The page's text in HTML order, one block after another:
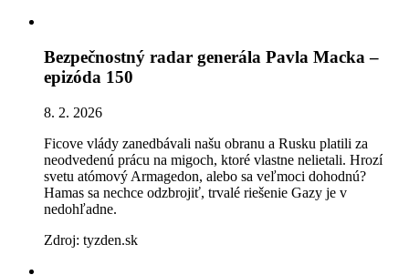
Bezpečnostný radar generála Pavla Macka –
epizóda 150
8. 2. 2026
Ficove vlády zanedbávali našu obranu a Rusku platili za
neodvedenú prácu na migoch, ktoré vlastne nelietali. Hrozí
svetu atómový Armagedon, alebo sa veľmoci dohodnú?
Hamas sa nechce odzbrojiť, trvalé riešenie Gazy je v
nedohľadne.
Zdroj: tyzden.sk